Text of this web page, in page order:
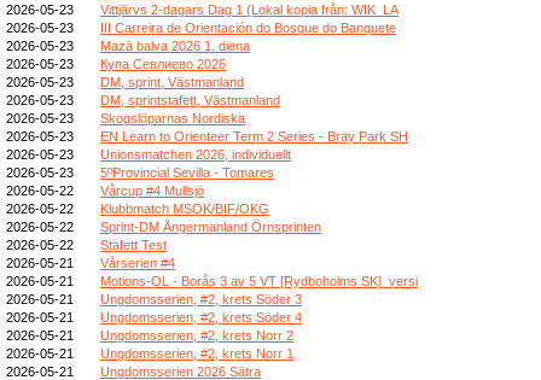
2026-05-23
Vittjärvs 2-dagars Dag 1 (Lokal kopia från: WIK_LA
2026-05-23
III Carreira de Orientación do Bosque do Banquete
2026-05-23
Mazā balva 2026 1. diena
2026-05-23
Купа Севлиево 2026
2026-05-23
DM, sprint, Västmanland
2026-05-23
DM, sprintstafett, Västmanland
2026-05-23
Skogslöparnas Nordiska
2026-05-23
EN Learn to Orienteer Term 2 Series - Bray Park SH
2026-05-23
Unionsmatchen 2026, individuellt
2026-05-23
5ºProvincial Sevilla - Tomares
2026-05-22
Vårcup #4 Mullsjö
2026-05-22
Klubbmatch MSOK/BIF/OKG
2026-05-22
Sprint-DM Ångermanland Örnsprinten
2026-05-22
Stafett Test
2026-05-21
Vårserien #4
2026-05-21
Motions-OL - Borås 3 av 5 VT [Rydboholms SK]_versi
2026-05-21
Ungdomsserien, #2, krets Söder 3
2026-05-21
Ungdomsserien, #2, krets Söder 4
2026-05-21
Ungdomsserien, #2, krets Norr 2
2026-05-21
Ungdomsserien, #2, krets Norr 1
2026-05-21
Ungdomsserien 2026 Sätra